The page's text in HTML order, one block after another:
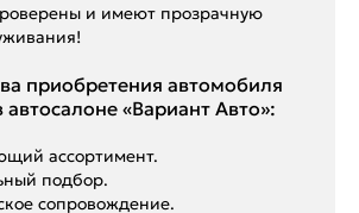
и имеют прозрачную
приобретения автомобиля
автосалоне «Вариант Авто»:
ассортимент.
подбор.
сопровождение.